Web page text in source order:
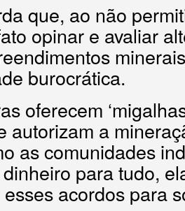
que, ao não
opinar e avaliar
burocrática.
oferecem
autorizam a
as comunidades
para tudo,
acordos para